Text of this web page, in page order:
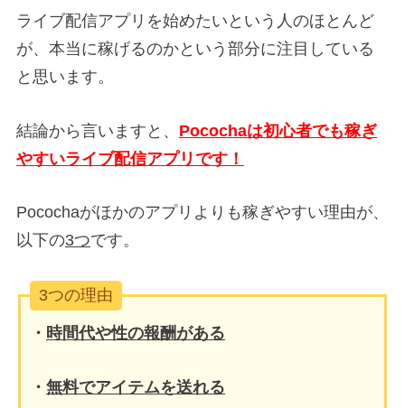
ライブ配信アプリを始めたいという人のほとんど
が、本当に稼げるのかという部分に注目している
と思います。
結論から言いますと、 Pocochaは初心者でも稼ぎ
やすいライブ配信アプリです！
Pocochaがほかのアプリよりも稼ぎやすい理由が、
以下の3つです。
3つの理由
・ 時間代や性の報酬がある
・ 無料でアイテムを送れる